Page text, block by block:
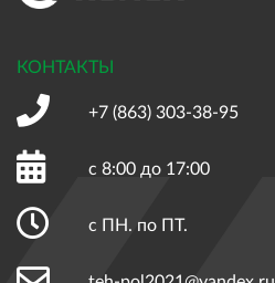
КОНТАКТЫ
+7 (863) 303-38-95
с 8:00 до 17:00
с ПН. по ПТ.